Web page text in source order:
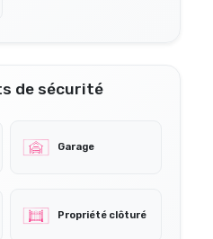
de sécurité
Garage
Propriété clôturé